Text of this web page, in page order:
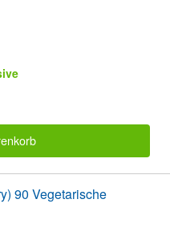
90 Vegetarische